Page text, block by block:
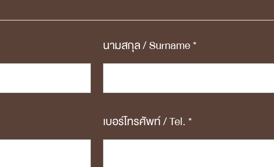
นามสกุล / Surname *
เบอร์โทรศัพท์ / Tel. *